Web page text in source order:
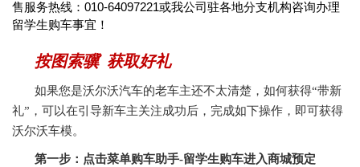
售服务热线：010-64097221或我公司驻各地分支机构咨询办理
留学生购车事宜！
按图索骥 获取好礼
如果您是沃尔沃汽车的老车主还不太清楚 ， 如何获得“带新
礼” ， 可以在引导新车主关注成功后，完成如下操作，即可获得
沃尔沃车模。
第一步：点击菜单购车助手-留学生购车进入商城预定